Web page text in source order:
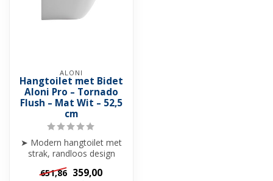
ALONI
Hangtoilet met Bidet
Aloni Pro – Tornado
Flush – Mat Wit – 52,5
cm
➤ Modern hangtoilet met
strak, randloos design
➤ Krachtige Tornado Flush
spoelt...
651,86 359,00